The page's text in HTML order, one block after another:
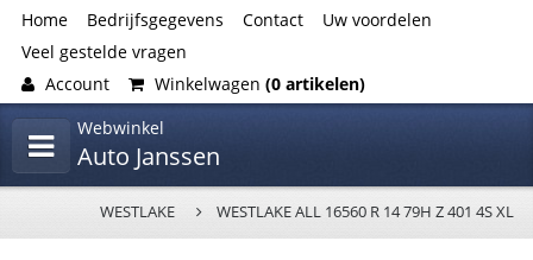
Home Bedrijfsgegevens Contact
Uw voordelen
Veel gestelde vragen
Account
Winkelwagen (0 artikelen)
Webwinkel
Auto Janssen
WESTLAKE WESTLAKE ALL 16560 R 14 79H Z 401 4S XL